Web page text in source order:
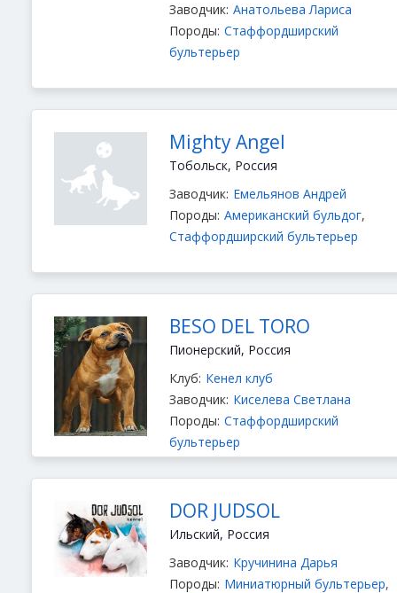
Заводчик: Анатольева Лариса
Породы: Стаффордширский
бультерьер
Mighty Angel
Тобольск, Россия
Заводчик: Емельянов Андрей
Породы: Американский бульдог,
Стаффордширский бультерьер
BESO DEL TORO
Пионерский, Россия
Клуб: Кенел клуб
Заводчик: Киселева Светлана
Породы: Стаффордширский
бультерьер
DOR JUDSOL
Ильский, Россия
Заводчик: Кручинина Дарья
Породы: Миниатюрный бультерьер,